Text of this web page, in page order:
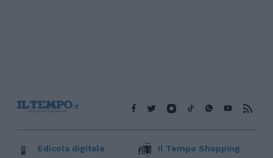
Edicola digitale Il Tempo Shopping